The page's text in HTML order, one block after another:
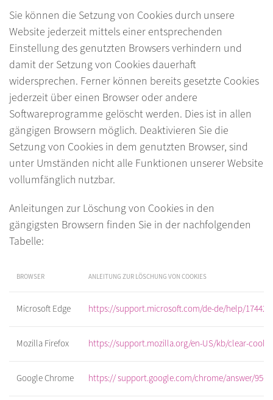
Sie können die Setzung von Cookies durch unsere
Website jederzeit mittels einer entsprechenden
Einstellung des genutzten Browsers verhindern und
damit der Setzung von Cookies dauerhaft
widersprechen. Ferner können bereits gesetzte Cookies
jederzeit über einen Browser oder andere
Softwareprogramme gelöscht werden. Dies ist in allen
gängigen Browsern möglich. Deaktivieren Sie die
Setzung von Cookies in dem genutzten Browser, sind
unter Umständen nicht alle Funktionen unserer Website
vollumfänglich nutzbar.
Anleitungen zur Löschung von Cookies in den
gängigsten Browsern finden Sie in der nachfolgenden
Tabelle:
BROWSER ANLEITUNG ZUR LÖSCHUNG VON COOKIES
Microsoft Edge https://support.microsoft.com/de-de/help/
Mozilla Firefox https://support.mozilla.org/en-US/kb/clear-
Google Chrome https:// support.google.com/chrome/answer/